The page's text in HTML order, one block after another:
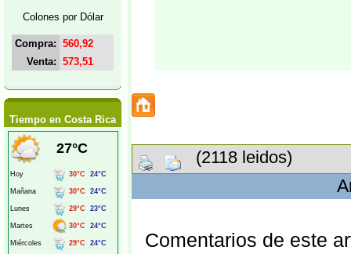
Colones por Dólar
Compra: 560,92
Venta: 573,51
Tiempo en Costa Rica
(2118 leidos)
Comentarios de este